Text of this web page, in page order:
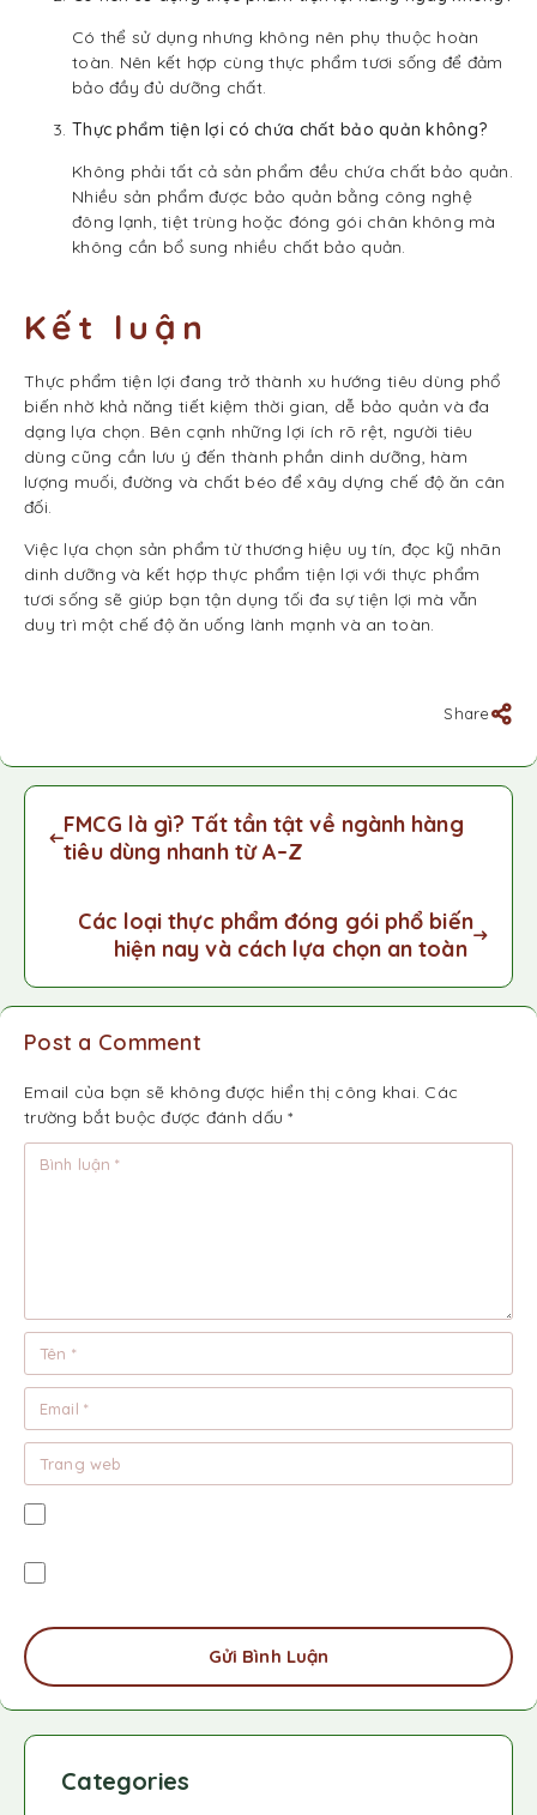
Có thể sử dụng nhưng không nên phụ thuộc hoàn
toàn. Nên kết hợp cùng thực phẩm tươi sống để đảm
bảo đầy đủ dưỡng chất.
Thực phẩm tiện lợi có chứa chất bảo quản không?
Không phải tất cả sản phẩm đều chứa chất bảo quản.
Nhiều sản phẩm được bảo quản bằng công nghệ
đông lạnh, tiệt trùng hoặc đóng gói chân không mà
không cần bổ sung nhiều chất bảo quản.
Kết luận
Thực phẩm tiện lợi đang trở thành xu hướng tiêu dùng phổ
biến nhờ khả năng tiết kiệm thời gian, dễ bảo quản và đa
dạng lựa chọn. Bên cạnh những lợi ích rõ rệt, người tiêu
dùng cũng cần lưu ý đến thành phần dinh dưỡng, hàm
lượng muối, đường và chất béo để xây dựng chế độ ăn cân
đối.
Việc lựa chọn sản phẩm từ thương hiệu uy tín, đọc kỹ nhãn
dinh dưỡng và kết hợp thực phẩm tiện lợi với thực phẩm
tươi sống sẽ giúp bạn tận dụng tối đa sự tiện lợi mà vẫn
duy trì một chế độ ăn uống lành mạnh và an toàn.
Share
FMCG là gì? Tất tần tật về ngành hàng
tiêu dùng nhanh từ A–Z
Các loại thực phẩm đóng gói phổ biến
hiện nay và cách lựa chọn an toàn
Post a Comment
Email của bạn sẽ không được hiển thị công khai. Các
trường bắt buộc được đánh dấu*
Gửi Bình Luận
Categories